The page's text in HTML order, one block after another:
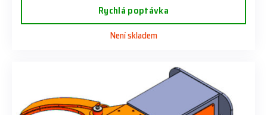
Rychlá poptávka
Není skladem